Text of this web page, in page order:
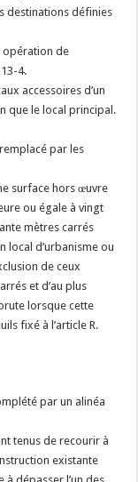
destinations définies
opération de
4.
accessoires d’un
que le local principal.
par les
surface hors œuvre
ou égale à vingt
mètres carrés
local d’urbanisme ou
de ceux
et d’au plus
lorsque cette
fixé à l’article R.
par un alinéa
tenus de recourir à
existante